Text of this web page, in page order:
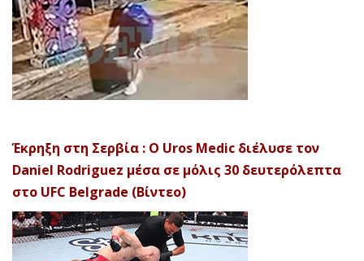
Έκρηξη στη Σερβία : Ο Uros Medic διέλυσε τον
Daniel Rodriguez μέσα σε μόλις 30 δευτερόλεπτα
στο UFC Belgrade (Βίντεο)